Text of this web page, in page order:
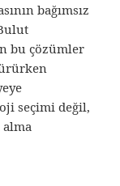
bağımsız
bu çözümler
seçimi değil,